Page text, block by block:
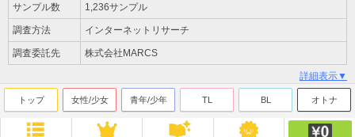
サンプル数 1,236サンプル
調査方法 インターネットリサーチ
調査委託先 株式会社MARCS
詳細表示▼
トップ 女性/少女 青年/少年 TL BL オトナ